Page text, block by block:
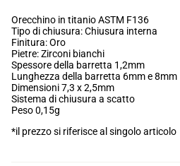
Orecchino in titanio ASTM F136
Tipo di chiusura: Chiusura interna
Finitura: Oro
Pietre: Zirconi bianchi
Spessore della barretta 1,2mm
Lunghezza della barretta 6mm e 8mm
Dimensioni 7,3 x 2,5mm
Sistema di chiusura a scatto
Peso 0,15g
*il prezzo si riferisce al singolo articolo